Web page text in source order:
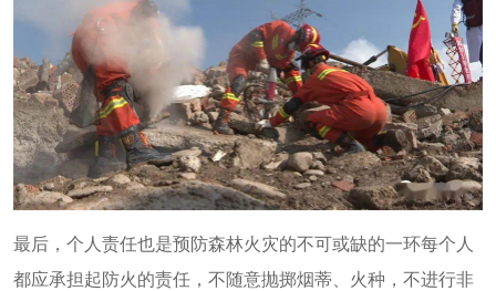
最后，个人责任也是预防森林火灾的不可或缺的一环每个人
都应承担起防火的责任，不随意抛掷烟蒂、火种，不进行非